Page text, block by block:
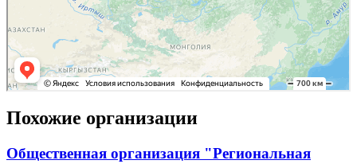
Похожие организации
Общественная организация "Региональная